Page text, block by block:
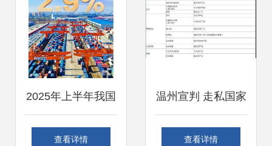
2025年上半年我国
货物贸易 出口稳步
查看详情
温州宣判 走私国家
禁止进出口货物案
查看详情